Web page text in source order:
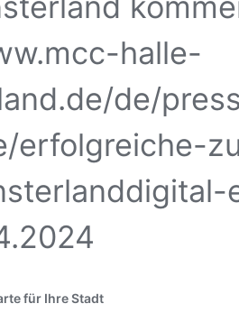
halle-
de/
erfolgreiche-
für Ihre Stadt